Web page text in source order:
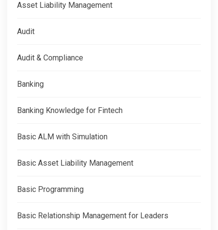
Asset Liability Management
Audit
Audit & Compliance
Banking
Banking Knowledge for Fintech
Basic ALM with Simulation
Basic Asset Liability Management
Basic Programming
Basic Relationship Management for Leaders